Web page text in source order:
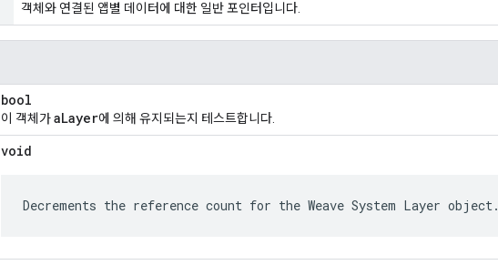
객체와 연결된 앱별 데이터에 대한 일반 포인터입니다.
bool
이 객체가aLayer에 의해 유지되는지 테스트합니다.
void
Decrements the reference count for the Weave System Layer object.